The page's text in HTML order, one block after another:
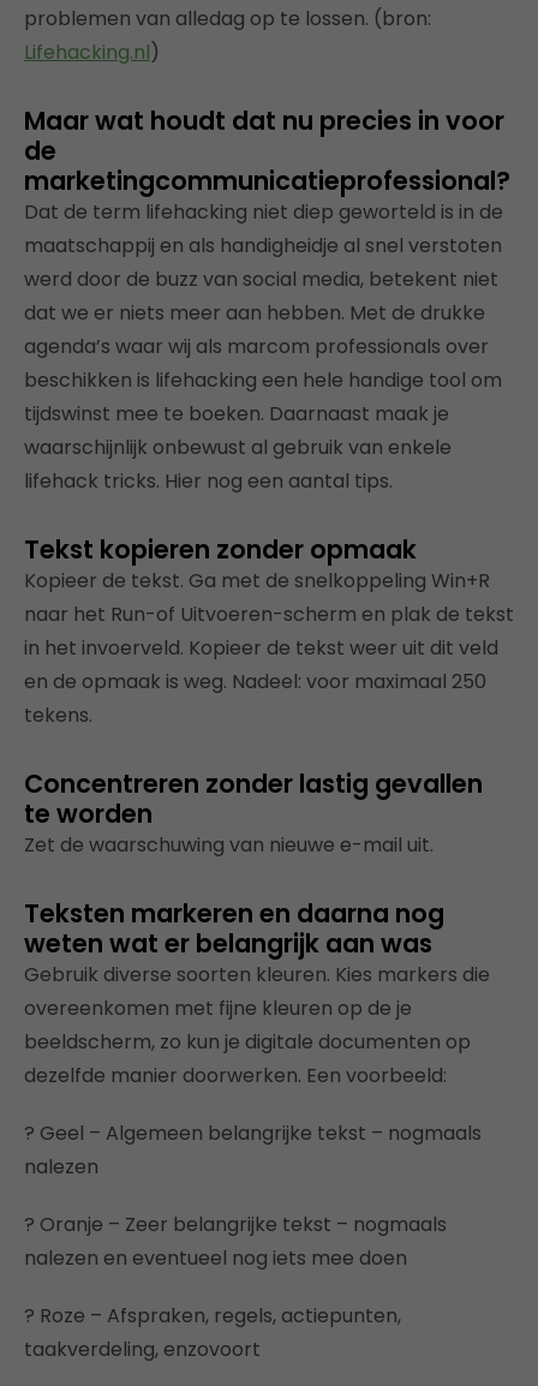
problemen van alledag op te lossen. (bron:
Lifehacking.nl)
Maar wat houdt dat nu precies in voor
de
marketingcommunicatieprofessional?
Dat de term lifehacking niet diep geworteld is in de
maatschappij en als handigheidje al snel verstoten
werd door de buzz van social media, betekent niet
dat we er niets meer aan hebben. Met de drukke
agenda’s waar wij als marcom professionals over
beschikken is lifehacking een hele handige tool om
tijdswinst mee te boeken. Daarnaast maak je
waarschijnlijk onbewust al gebruik van enkele
lifehack tricks. Hier nog een aantal tips.
Tekst kopieren zonder opmaak
Kopieer de tekst. Ga met de snelkoppeling Win+R
naar het Run-of Uitvoeren-scherm en plak de tekst
in het invoerveld. Kopieer de tekst weer uit dit veld
en de opmaak is weg. Nadeel: voor maximaal 250
tekens.
Concentreren zonder lastig gevallen
te worden
Zet de waarschuwing van nieuwe e-mail uit.
Teksten markeren en daarna nog
weten wat er belangrijk aan was
Gebruik diverse soorten kleuren. Kies markers die
overeenkomen met fijne kleuren op de je
beeldscherm, zo kun je digitale documenten op
dezelfde manier doorwerken. Een voorbeeld:
? Geel – Algemeen belangrijke tekst – nogmaals
nalezen
? Oranje – Zeer belangrijke tekst – nogmaals
nalezen en eventueel nog iets mee doen
? Roze – Afspraken, regels, actiepunten,
taakverdeling, enzovoort